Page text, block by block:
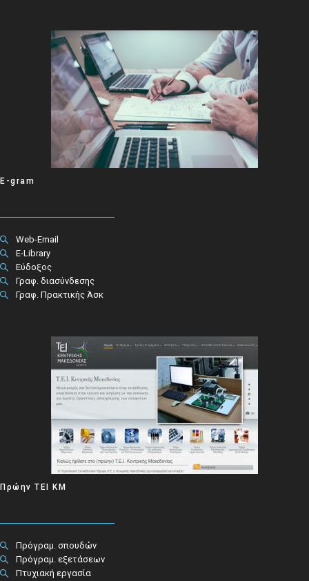
E-gram
Web-Email
E-Library
Εύδοξος
Γραφ. διασύνδεσης
Γραφ. Πρακτικής Άσκ
Πρώην ΤΕΙ ΚΜ
Πρόγραμ. σπουδών
Πρόγραμ. εξετάσεων
Πτυχιακή εργασία